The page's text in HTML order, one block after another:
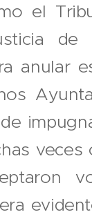
el
de
anular